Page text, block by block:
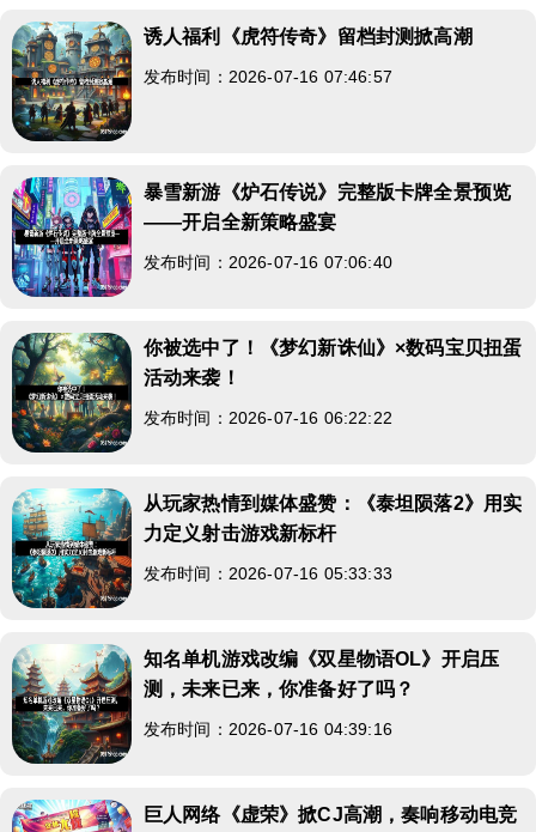
诱人福利《虎符传奇》留档封测掀高潮
发布时间：2026-07-16 07:46:57
暴雪新游《炉石传说》完整版卡牌全景预览
——开启全新策略盛宴
发布时间：2026-07-16 07:06:40
你被选中了！《梦幻新诛仙》×数码宝贝扭蛋
活动来袭！
发布时间：2026-07-16 06:22:22
从玩家热情到媒体盛赞：《泰坦陨落2》用实
力定义射击游戏新标杆
发布时间：2026-07-16 05:33:33
知名单机游戏改编《双星物语OL》开启压
测，未来已来，你准备好了吗？
发布时间：2026-07-16 04:39:16
巨人网络《虚荣》掀CJ高潮，奏响移动电竞